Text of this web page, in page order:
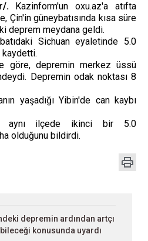
.Kazinform'un oxu.az'a atıfta
Çin'in güneybatısında kısa süre
deprem meydana geldi.
Sichuan eyaletinde 5.0
kaydetti.
göre, depremin merkez üssü
Depremin odak noktası 8
yaşadığı Yibin'de can kaybı
aynı ilçede ikinci bir 5.0
olduğunu bildirdi.
depremin ardından artçı
konusunda uyardı